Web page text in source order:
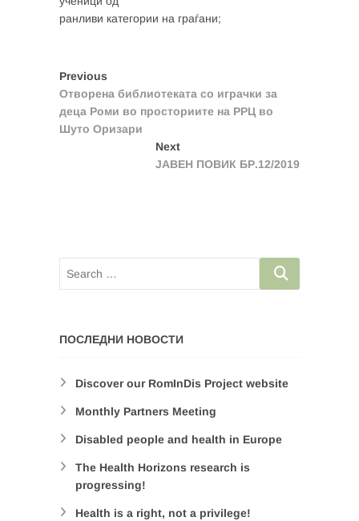
ранливи категории на граѓани;
Post
navigation
PreviousPrevious
post:
Отворена библиотеката со играчки за
деца Роми во просториите на РРЦ во
Шуто Оризари
NextNext
post:
ЈАВЕН ПОВИК БР.12/2019
ПОСЛЕДНИ НОВОСТИ
Discover our RomInDis Project website
Monthly Partners Meeting
Disabled people and health in Europe
The Health Horizons research is
progressing!
Health is a right, not a privilege!